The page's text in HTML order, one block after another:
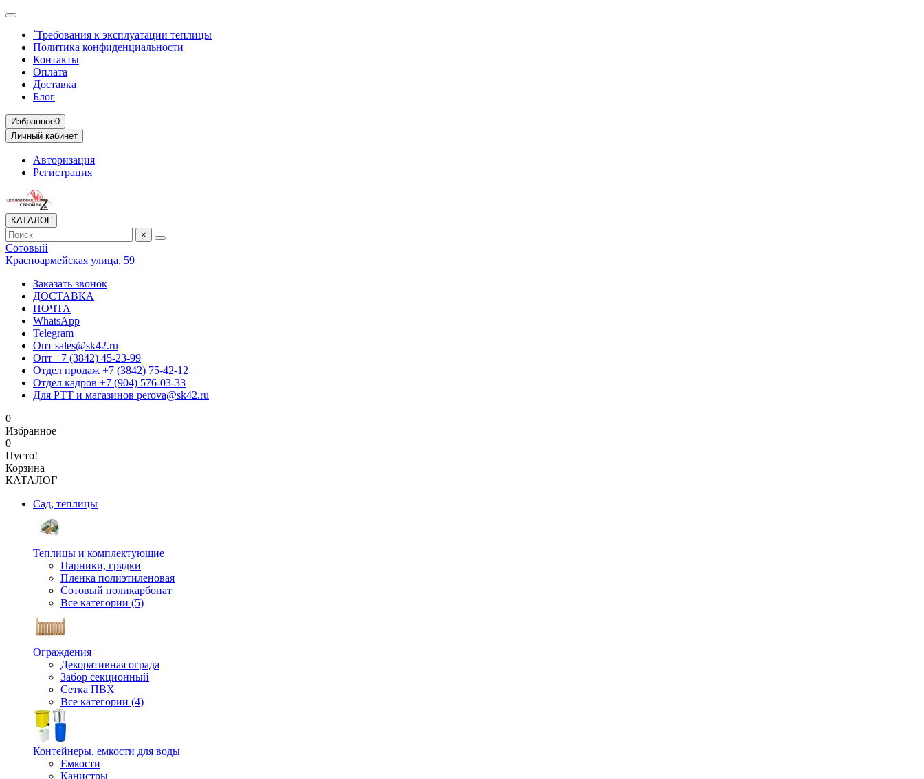
`Требования к эксплуатации теплицы
Политика конфиденциальности
Контакты
Оплата
Доставка
Блог
Избранное0
Личный кабинет
Авторизация
Регистрация
КАТАЛОГ
×
Сотовый
Красноармейская улица, 59
Заказать звонок
ДОСТАВКА
ПОЧТА
WhatsApp
Telegram
Опт sales@sk42.ru
Опт +7 (3842) 45-23-99
Отдел продаж +7 (3842) 75-42-12
Отдел кадров +7 (904) 576-03-33
Для РТТ и магазинов perova@sk42.ru
0
Избранное
0
Пусто!
Корзина
КАТАЛОГ
Сад, теплицы
Теплицы и комплектующие
Парники, грядки
Пленка полиэтиленовая
Сотовый поликарбонат
Все категории (5)
Ограждения
Декоративная ограда
Забор секционный
Сетка ПВХ
Все категории (4)
Контейнеры, емкости для воды
Емкости
Канистры